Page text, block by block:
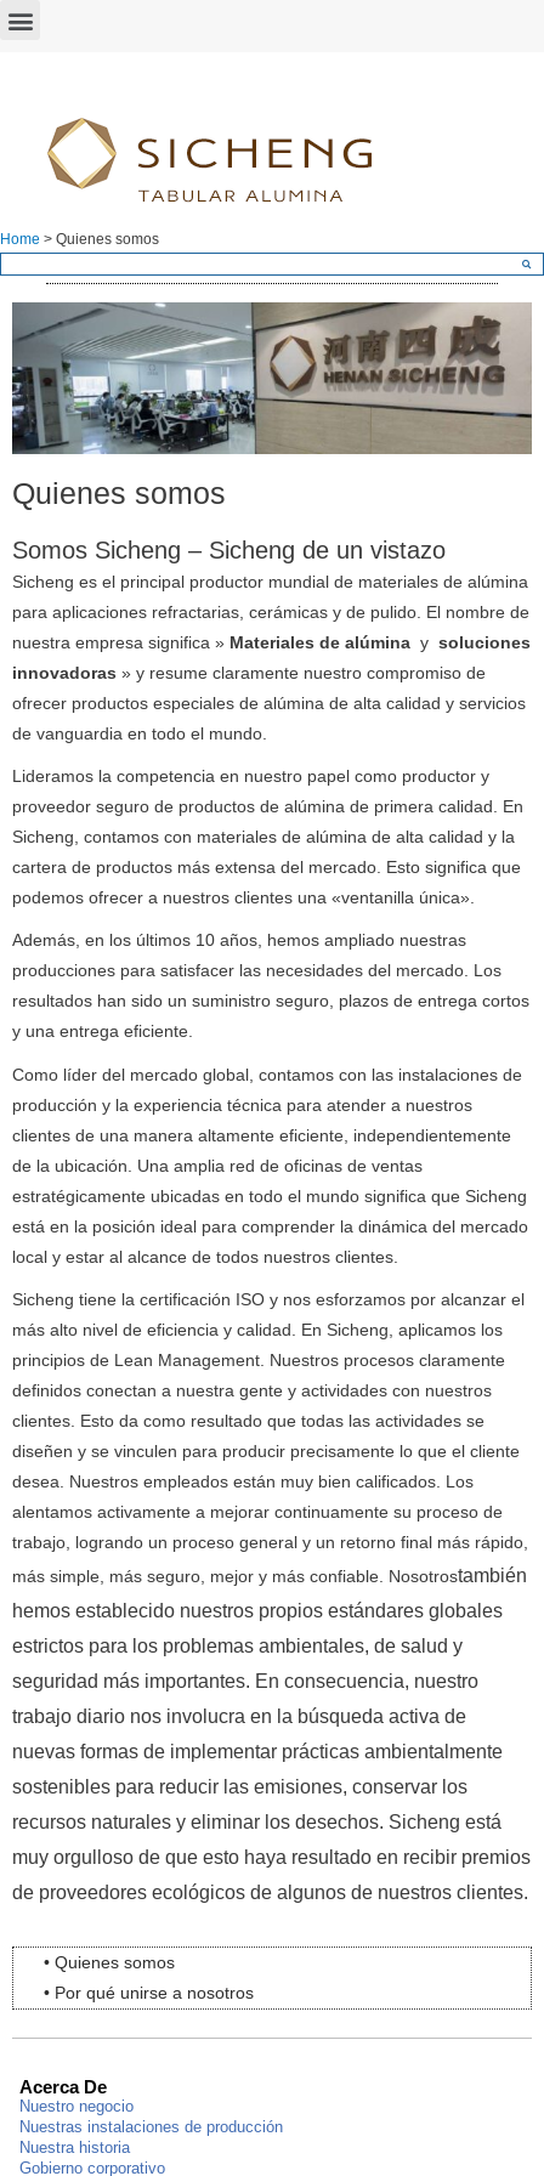
Home > Quienes somos
Quienes somos
Somos Sicheng – Sicheng de un vistazo
Sicheng es el principal productor mundial de materiales de alúmina
para aplicaciones refractarias, cerámicas y de pulido.
El nombre de
nuestra empresa significa » Materiales de alúmina y soluciones
innovadoras » y resume claramente nuestro compromiso de
ofrecer productos especiales de alúmina de alta calidad y servicios
de vanguardia en todo el mundo.
Lideramos la competencia en nuestro papel como productor y
proveedor seguro de productos de alúmina de primera calidad. En
Sicheng, contamos con materiales de alúmina de alta calidad y la
cartera de productos más extensa del mercado. Esto significa que
podemos ofrecer a nuestros clientes una «ventanilla única».
Además, en los últimos 10 años, hemos ampliado nuestras
producciones para satisfacer las necesidades del mercado. Los
resultados han sido un suministro seguro, plazos de entrega cortos
y una entrega eficiente.
Como líder del mercado global, contamos con las instalaciones de
producción y la experiencia técnica para atender a nuestros
clientes de una manera altamente eficiente, independientemente
de la ubicación. Una amplia red de oficinas de ventas
estratégicamente ubicadas en todo el mundo significa que Sicheng
está en la posición ideal para comprender la dinámica del mercado
local y estar al alcance de todos nuestros clientes.
Sicheng tiene la certificación ISO y nos esforzamos por alcanzar el
más alto nivel de eficiencia y calidad.
En Sicheng, aplicamos los
principios de Lean Management.
Nuestros procesos claramente
definidos conectan a nuestra gente y actividades con nuestros
clientes.
Esto da como resultado que todas las actividades se
diseñen y se vinculen para producir precisamente lo que el cliente
desea.
Nuestros empleados están muy bien calificados.
Los
alentamos activamente a mejorar continuamente su proceso de
trabajo, logrando un proceso general y un retorno final más rápido,
más simple, más seguro, mejor y más confiable.
Nosotrostambién
hemos establecido nuestros propios estándares globales
estrictos para los problemas ambientales, de salud y
seguridad más importantes. En consecuencia, nuestro
trabajo diario nos involucra en la búsqueda activa de
nuevas formas de implementar prácticas ambientalmente
sostenibles para reducir las emisiones, conservar los
recursos naturales y eliminar los desechos. Sicheng está
muy orgulloso de que esto haya resultado en recibir premios
de proveedores ecológicos de algunos de nuestros clientes.
• Quienes somos
• Por qué unirse a nosotros
Acerca De
Nuestro negocio
Nuestras instalaciones de producción
Nuestra historia
Gobierno corporativo